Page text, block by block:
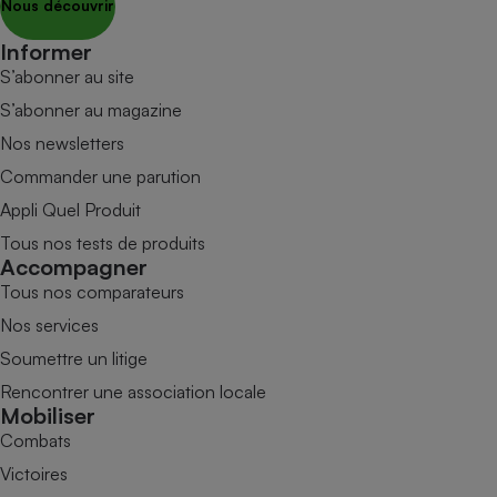
Nous découvrir
Informer
S’abonner au site
S’abonner au magazine
Nos newsletters
Commander une parution
Appli Quel Produit
Tous nos tests de produits
Accompagner
Tous nos comparateurs
Nos services
Soumettre un litige
Rencontrer une association locale
Mobiliser
Combats
Victoires